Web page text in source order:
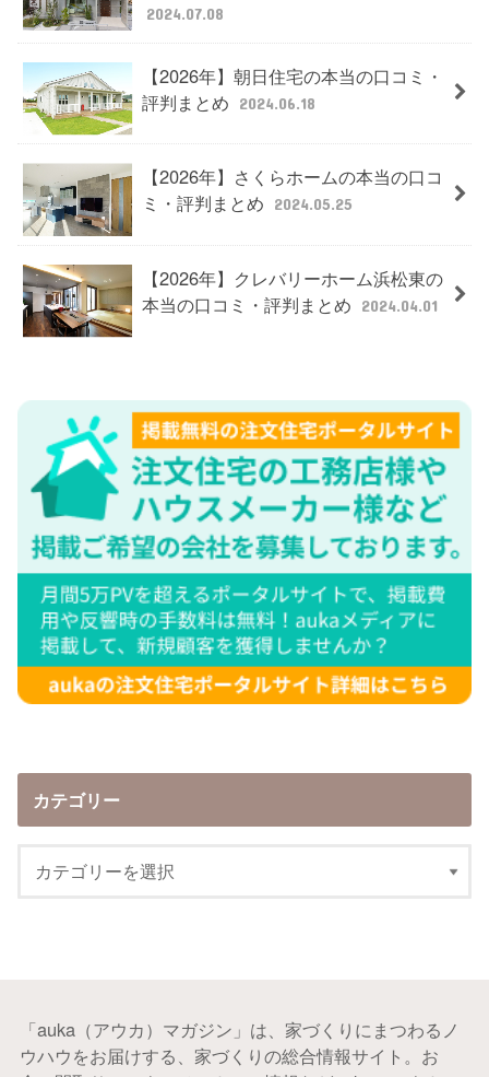
2024.07.08
【2026年】朝日住宅の本当の口コミ・
評判まとめ
2024.06.18
【2026年】さくらホームの本当の口コ
ミ・評判まとめ
2024.05.25
【2026年】クレバリーホーム浜松東の
本当の口コミ・評判まとめ
2024.04.01
カテゴリー
「auka（アウカ）マガジン」は、家づくりにまつわるノ
ウハウをお届けする、家づくりの総合情報サイト。お